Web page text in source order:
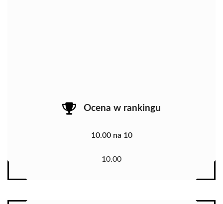
Ocena w rankingu
10.00 na 10
10.00